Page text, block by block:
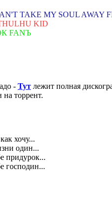
TAKE MY SOUL AWAY
KID
FANЪ
- Тут лежит полная
торрент.
хочу...
один...
придурок...
господин...